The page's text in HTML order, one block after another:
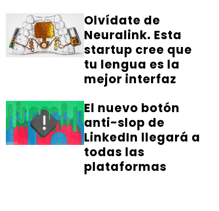
Olvídate de
Neuralink. Esta
startup cree que
tu lengua es la
mejor interfaz
El nuevo botón
anti-slop de
LinkedIn llegará a
todas las
plataformas